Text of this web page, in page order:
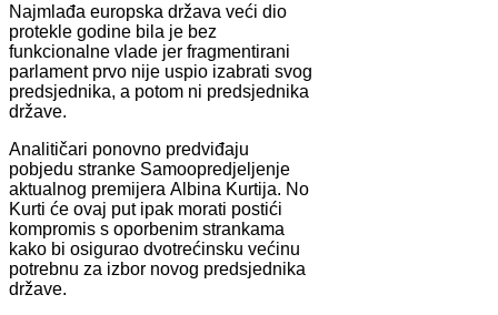
Najmlađa europska država veći dio
protekle godine bila je bez
funkcionalne vlade jer fragmentirani
parlament prvo nije uspio izabrati svog
predsjednika, a potom ni predsjednika
države.
Analitičari ponovno predviđaju
pobjedu stranke Samoopredjeljenje
aktualnog premijera Albina Kurtija. No
Kurti će ovaj put ipak morati postići
kompromis s oporbenim strankama
kako bi osigurao dvotrećinsku većinu
potrebnu za izbor novog predsjednika
države.